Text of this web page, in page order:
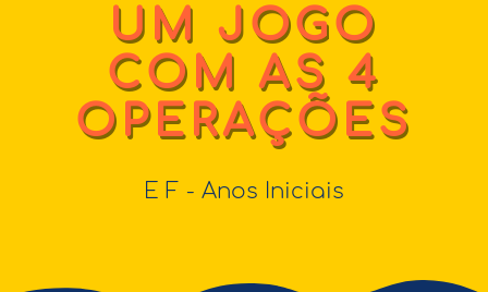
UM JOGO
COM AS 4
OPERAÇÕES
E F - Anos Iniciais